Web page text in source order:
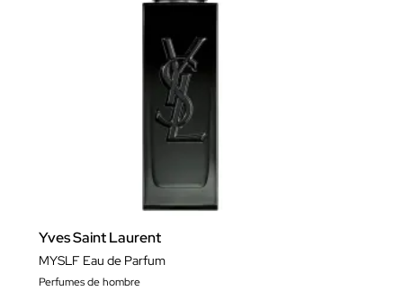
Yves Saint Laurent
MYSLF Eau de Parfum
Perfumes de hombre